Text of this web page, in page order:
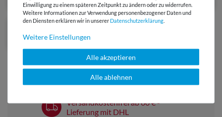
Versandkostenfrei ab 60 € -
Lieferung mit DHL
Einwilligung zu einem späteren Zeitpunkt zu ändern oder zu widerrufen.
Weitere Informationen zur Verwendung personenbezogener Daten und
den Diensten erklären wir in unserer Daten­schutz­erklärung
Weitere Einstellungen
Alle akzeptieren
Alle ablehnen